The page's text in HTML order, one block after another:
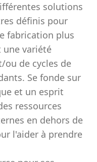
solutions
définis pour
fabrication plus
variété
ou de cycles de
Se fonde sur
et un esprit
ressources
en dehors de
l'aider à prendre